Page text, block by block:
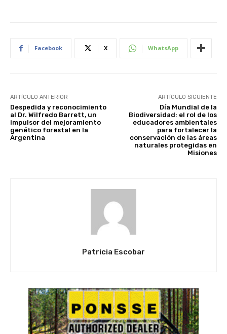
Facebook X WhatsApp
ARTÍCULO ANTERIOR
Despedida y reconocimiento
al Dr. Wilfredo Barrett, un
impulsor del mejoramiento
genético forestal en la
Argentina
ARTÍCULO SIGUIENTE
Día Mundial de la
Biodiversidad: el rol de los
educadores ambientales
para fortalecer la
conservación de las áreas
naturales protegidas en
Misiones
Patricia Escobar